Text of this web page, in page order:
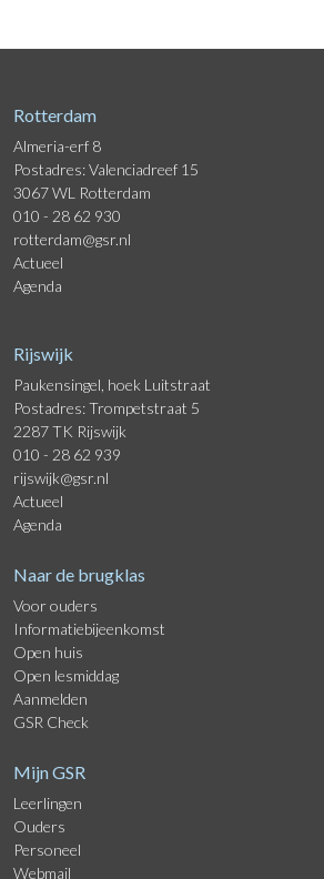
Rotterdam
Almeria-erf 8
Postadres: Valenciadreef 15
3067 WL Rotterdam
010 - 28 62 930
rotterdam@gsr.nl
Actueel
Agenda
Rijswijk
Paukensingel, hoek Luitstraat
Postadres: Trompetstraat 5
2287 TK Rijswijk
010 - 28 62 939
rijswijk@gsr.nl
Actueel
Agenda
Naar de brugklas
Voor ouders
Informatiebijeenkomst
Open huis
Open lesmiddag
Aanmelden
GSR Check
Mijn GSR
Leerlingen
Ouders
Personeel
Webmail